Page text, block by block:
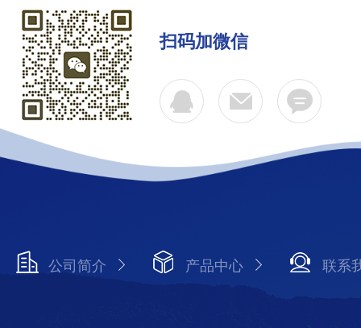
扫码加微信
公司简介 产品中心 联系